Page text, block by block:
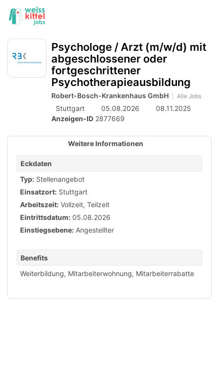
Accessibility
Modus
aktivieren
zur
zum
von
mobilem
Endgerät
aus
Psychologe / Arzt (m/w/d) mit
abgeschlossener oder
fortgeschrittener
Psychotherapieausbildung
Robert-Bosch-Krankenhaus GmbH Alle Jobs
Stuttgart 05.08.2026
08.11.2025
Anzeigen-ID 2877669
Weitere Informationen
Eckdaten
Typ: Stellenangebot
Einsatzort: Stuttgart
Arbeitszeit: Vollzeit, Teilzeit
Eintrittsdatum: 05.08.2026
Einstiegsebene: Angestellter
Benefits
Weiterbildung, Mitarbeiterwohnung, Mitarbeiterrabatte